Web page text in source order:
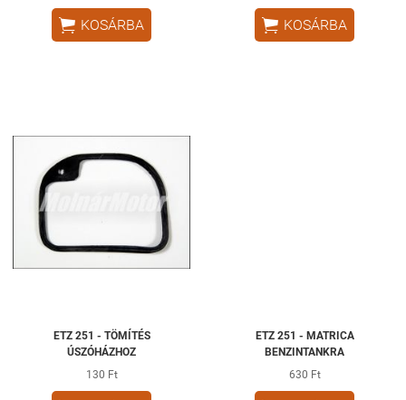
 KOSÁRBA  KOSÁRBA
ETZ 251 - TÖMÍTÉS
ÚSZÓHÁZHOZ
130 Ft
ETZ 251 - MATRICA
BENZINTANKRA
630 Ft